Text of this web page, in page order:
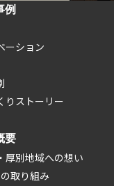
例
ーション
りストーリー
要
厚別地域への想い
取り組み